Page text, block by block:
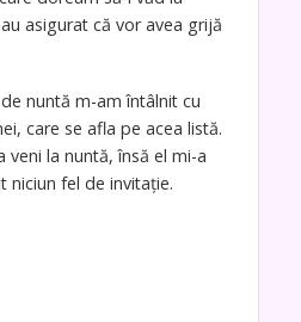
asigurat că vor avea grijă
nuntă m-am întâlnit cu
care se afla pe acea listă.
veni la nuntă, însă el mi-a
niciun fel de invitație.